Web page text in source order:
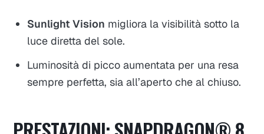
Sunlight Vision migliora la visibilità sotto la
luce diretta del sole.
Luminosità di picco aumentata per una resa
sempre perfetta, sia all’aperto che al chiuso.